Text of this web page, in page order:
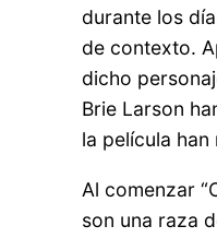
durante los
de contexto.
dicho
Brie Larson
la película
Al comenzar
son una raza